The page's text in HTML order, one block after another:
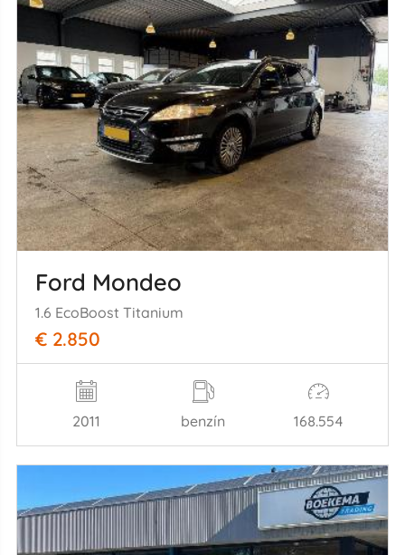
Ford Mondeo
1.6 EcoBoost Titanium
€ 2.850
2011 benzín 168.554